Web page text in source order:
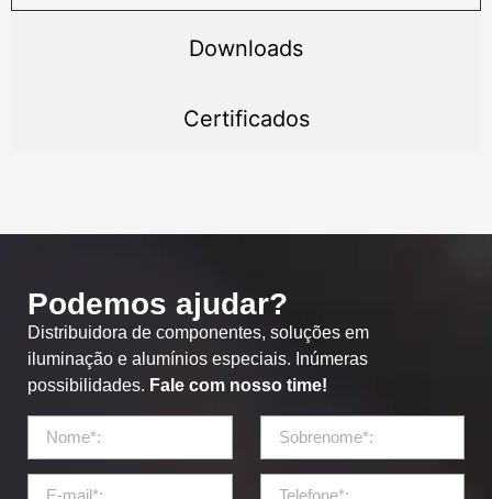
Downloads
Certificados
Podemos ajudar?
Distribuidora de componentes, soluções em
iluminação e alumínios especiais. Inúmeras
possibilidades. Fale com nosso time!